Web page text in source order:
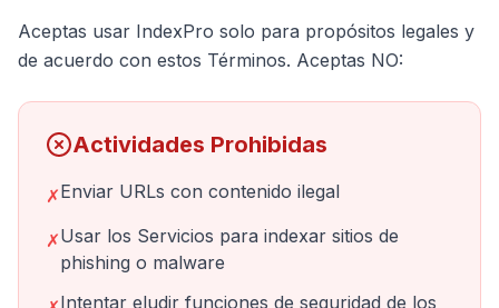
Aceptas usar IndexPro solo para propósitos legales y
de acuerdo con estos Términos. Aceptas NO:
Actividades Prohibidas
✗Enviar URLs con contenido ilegal
✗Usar los Servicios para indexar sitios de
phishing o malware
Intentar eludir funciones de seguridad de los